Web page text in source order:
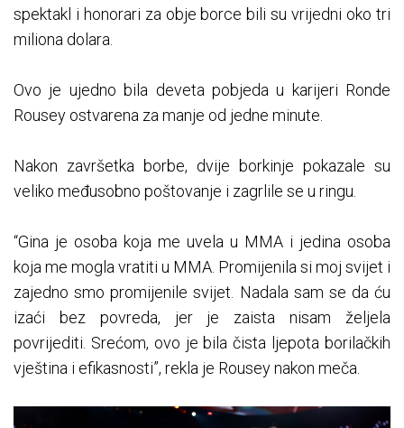
spektakl i honorari za obje borce bili su vrijedni oko tri
miliona dolara.
Ovo je ujedno bila deveta pobjeda u karijeri Ronde
Rousey ostvarena za manje od jedne minute.
Nakon završetka borbe, dvije borkinje pokazale su
veliko međusobno poštovanje i zagrlile se u ringu.
“Gina je osoba koja me uvela u MMA i jedina osoba
koja me mogla vratiti u MMA. Promijenila si moj svijet i
zajedno smo promijenile svijet. Nadala sam se da ću
izaći bez povreda, jer je zaista nisam željela
povrijediti. Srećom, ovo je bila čista ljepota borilačkih
vještina i efikasnosti”, rekla je Rousey nakon meča.